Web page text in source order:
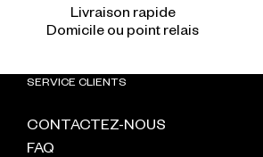
Livraison rapide
SERVICE CLIENTS
CONTACTEZ-NOUS
FAQ